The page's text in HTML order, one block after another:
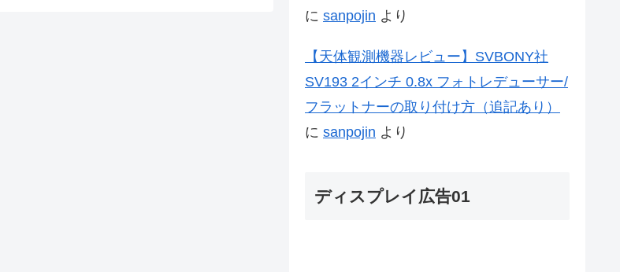
に sanpojin より
【天体観測機器レビュー】SVBONY社
SV193 2インチ 0.8x フォトレデューサー/
フラットナーの取り付け方（追記あり）
に sanpojin より
ディスプレイ広告01